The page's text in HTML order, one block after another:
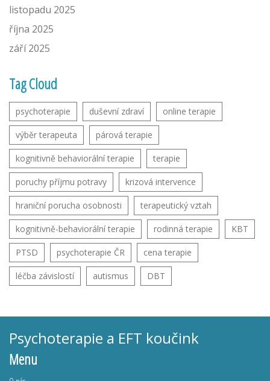
listopadu 2025
října 2025
září 2025
Tag Cloud
psychoterapie duševní zdraví online terapie
výběr terapeuta párová terapie
kognitivně behaviorální terapie terapie
poruchy příjmu potravy krizová intervence
hraniční porucha osobnosti terapeutický vztah
kognitivně-behaviorální terapie rodinná terapie KBT
PTSD psychoterapie ČR cena terapie
léčba závislostí autismus DBT
Psychoterapie a EFT koučink
Menu